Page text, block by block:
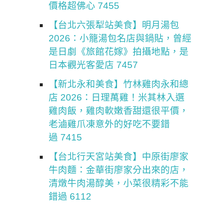
價格超佛心 7455
【台北六張犁站美食】明月湯包
2026：小籠湯包名店與鍋貼，曾經
是日劇《旅館花嫁》拍攝地點，是
日本觀光客愛店 7457
【新北永和美食】竹林雞肉永和總
店 2026：日理萬雞！米其林入選
雞肉飯，雞肉軟嫩香甜還很平價，
老滷雞爪凍意外的好吃不要錯
過 7415
【台北行天宮站美食】中原街廖家
牛肉麵：金華街廖家分出來的店，
清燉牛肉湯醇美，小菜很精彩不能
錯過 6112